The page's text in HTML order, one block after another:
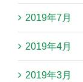
2019年7月
2019年4月
2019年3月